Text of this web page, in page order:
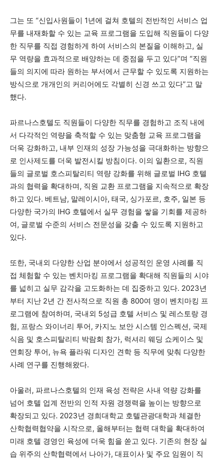
그는 또 “신입사원들이 1년에 걸쳐 호텔의 전반적인 서비스 업
무를 내재화할 수 있는 교육 프로그램을 도입해 직원들이 다양
한 직무를 직접 경험하게 하여 서비스의 본질을 이해하고, 실
무 역량을 효과적으로 배양하는 데 중점을 두고 있다”며 “직원
들의 의지에 따라 원하는 부서에서 근무할 수 있도록 지원하는
방식으로 개개인의 커리어에도 각별히 신경 쓰고 있다”고 말
했다.
파르나스호텔도 직원들이 다양한 직무를 경험하고 조직 내에
서 다각적인 역량을 축적할 수 있는 맞춤형 교육 프로그램을
더욱 강화하고, 내부 인재의 성장 가능성을 극대화하는 방향으
로 인사제도를 더욱 발전시킬 방침이다. 이의 일환으로, 직원
들의 글로벌 호스피탈리티 역량 강화를 위해 글로벌 IHG 호텔
과의 협력을 확대하며, 직원 교환 프로그램을 지속적으로 확장
하고 있다. 베트남, 말레이시아, 태국, 싱가포르, 호주, 일본 등
다양한 국가의 IHG 호텔에서 실무 경험을 쌓을 기회를 제공하
여, 글로벌 수준의 서비스 전문성을 갖출 수 있도록 지원하고
있다.
또한, 국내외 다양한 산업 분야에서 성공적인 운영 사례를 직
접 체험할 수 있는 벤치마킹 프로그램을 확대해 직원들의 시야
를 넓히고 실무 감각을 고도화하는 데 집중하고 있다. 2023년
부터 지난 2년 간 전사적으로 직원 총 800여 명이 벤치마킹 프
로그램에 참여하며, 국내외 5성급 호텔 서비스 및 레스토랑 경
험, 프랑스 와이너리 투어, 카지노 보안 시스템 인스펙션, 국제
식음 및 호스피탈리티 박람회 참가, 럭셔리 웨딩 쇼케이스 및
연회장 투어, 뉴욕 플라워 디자인 견학 등 직무에 맞춰 다양한
사례 연구를 진행해왔다.
아울러, 파르나스호텔의 인재 육성 전략은 사내 역량 강화를
넘어 호텔 업계 전반의 인적 자원 경쟁력을 높이는 방향으로
확장되고 있다. 2023년 경희대학교 호텔관광대학과 체결한
산학협력협약을 시작으로, 올해부터는 협력 대학을 확대하여
미래 호텔 경영인 육성에 더욱 힘을 쏟고 있다. 기존의 현장 실
습 위주의 산학협력에서 나아가, 대표이사 및 주요 임원이 직